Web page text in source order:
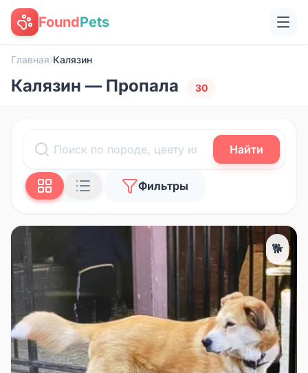
FoundPets
Главная›Калязин
Калязин — Пропала 30
Найти
Фильтры
🐕